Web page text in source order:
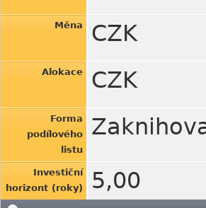
Měna CZK
Alokace CZK
Forma
podílového
listu
Investiční
horizont (roky)
5,00